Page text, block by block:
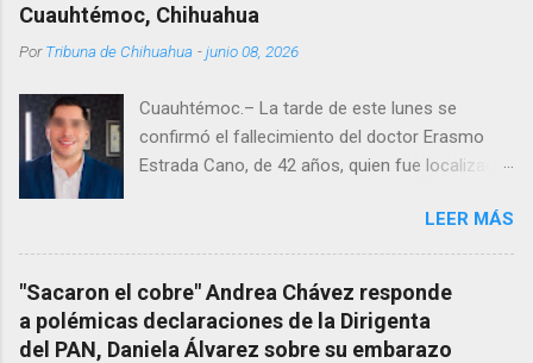
Cuauhtémoc, Chihuahua
PorTribuna de Chihuahua -junio 08, 2026
Cuauhtémoc.– La tarde de este lunes se
confirmó el fallecimiento del doctor Erasmo
Estrada Cano, de 42 años, quien fue localizado
Menonita, ubicada en el kilómetro 10 del
Corredor Comercial. Según reportes el médico
se habría quitado la vida mientras permanecía
encerrado en el consultorio, por lo que
autoridades tuvieron que derribar la puerta,
LEER MÁS
"Sacaron el cobre" Andrea Chávez responde
a polémicas declaraciones de la Dirigenta
del PAN, Daniela Álvarez sobre su embarazo